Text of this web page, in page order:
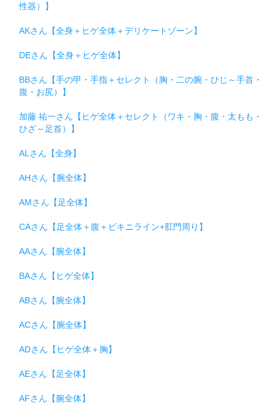
性器）】
AKさん【全身＋ヒゲ全体＋デリケートゾーン】
DEさん【全身＋ヒゲ全体】
BBさん【手の甲・手指＋セレクト（胸・二の腕・ひじ～手首・
腹・お尻）】
加藤 祐一さん【ヒゲ全体＋セレクト（ワキ・胸・腹・太もも・
ひざ～足首）】
ALさん【全身】
AHさん【腕全体】
AMさん【足全体】
CAさん【足全体＋腹＋ビキニライン+肛門周り】
AAさん【腕全体】
BAさん【ヒゲ全体】
ABさん【腕全体】
ACさん【腕全体】
ADさん【ヒゲ全体＋胸】
AEさん【足全体】
AFさん【腕全体】